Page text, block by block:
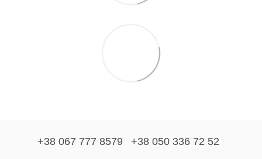
+38 067 777 8579 +38 050 336 72 52